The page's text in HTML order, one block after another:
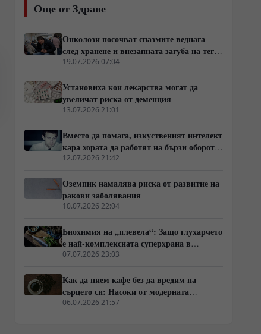
Още от Здраве
Онколози посочват спазмите веднага
след хранене и внезапната загуба на тегло
като основни клинични сигнали за
19.07.2026 07:04
Установиха кои лекарства могат да
увеличат риска от деменция
13.07.2026 21:01
Вместо да помага, изкуственият интелект
кара хората да работят на бързи обороти
и да се скапват от умора
12.07.2026 21:42
Оземпик намалява риска от развитие на
ракови заболявания
10.07.2026 22:04
Биохимия на „плевела“: Защо глухарчето
е най-комплексната суперхрана в
природата
07.07.2026 23:03
Как да пием кафе без да вредим на
сърцето си: Насоки от модерната
кардиология
06.07.2026 21:57